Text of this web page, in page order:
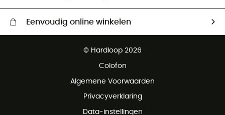
Eenvoudig online winkelen
Gratis retourneren binnen 100 dagen
© Hardloop 2026
Colofon
Algemene Voorwaarden
Privacyverklaring
Data-instellingen